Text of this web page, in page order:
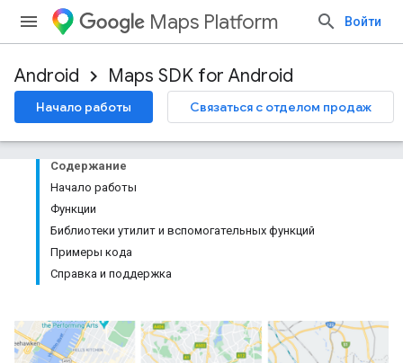
Maps Platform Войти
Android Maps SDK for Android
Начало работы Связаться с отделом продаж
Содержание
Начало работы
Функции
Библиотеки утилит и вспомогательных функций
Примеры кода
Справка и поддержка